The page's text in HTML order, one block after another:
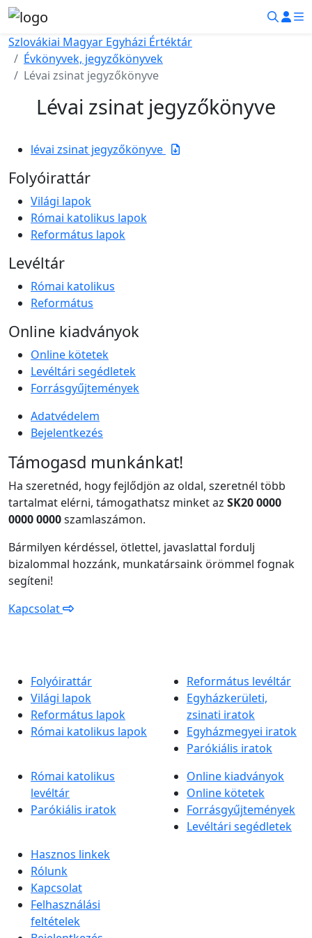
Szlovákiai Magyar Egyházi Értéktár
Évkönyvek, jegyzőkönyvek
Lévai zsinat jegyzőkönyve
Lévai zsinat jegyzőkönyve
lévai zsinat jegyzőkönyve
Folyóirattár
Világi lapok
Római katolikus lapok
Református lapok
Levéltár
Római katolikus
Református
Online kiadványok
Online kötetek
Levéltári segédletek
Forrásgyűjtemények
Adatvédelem
Bejelentkezés
Támogasd munkánkat!
Ha szeretnéd, hogy fejlődjön az oldal, szeretnél több
tartalmat elérni, támogathatsz minket az SK20 0000
0000 0000szamlaszámon.
Bármilyen kérdéssel, ötlettel, javaslattal fordulj
bizalommal hozzánk, munkatársaink örömmel fognak
segíteni!
Kapcsolat
Folyóirattár
Világi lapok
Református lapok
Római katolikus lapok
Református levéltár
Egyházkerületi,
zsinati iratok
Egyházmegyei iratok
Parókiális iratok
Római katolikus
levéltár
Parókiális iratok
Online kiadványok
Online kötetek
Forrásgyűjtemények
Levéltári segédletek
Hasznos linkek
Rólunk
Kapcsolat
Felhasználási
feltételek